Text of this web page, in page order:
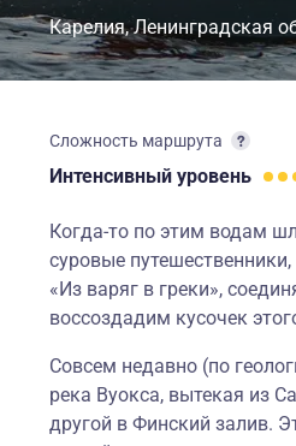
Карелия Ленинградская
Сложность маршрута
Интенсивный уровень
Когда-то по этим водам
суровые
«Из варяг в греки»,
воссоздадим кусочек
Совсем недавно (по
река Вуокса, вытекая из
другой в Финский залив.